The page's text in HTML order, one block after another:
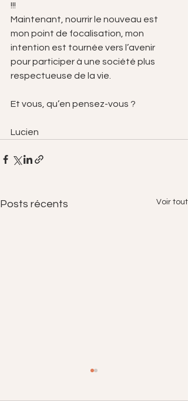
!!!
Maintenant, nourrir le nouveau est
mon point de focalisation, mon
intention est tournée vers l’avenir
pour participer à une société plus
respectueuse de la vie.
Et vous, qu’en pensez-vous ?
Lucien
Posts récents Voir tout